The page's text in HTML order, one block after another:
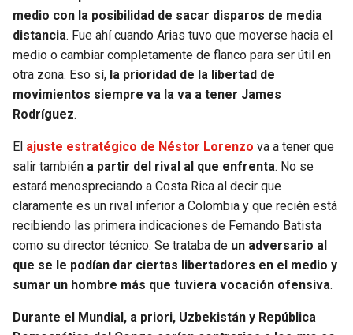
medio con la posibilidad de sacar disparos de media
distancia. Fue ahí cuando Arias tuvo que moverse hacia el
medio o cambiar completamente de flanco para ser útil en
otra zona. Eso sí, la prioridad de la libertad de
movimientos siempre va la va a tener James
Rodríguez.
El ajuste estratégico de Néstor Lorenzo va a tener que
salir también a partir del rival al que enfrenta. No se
estará menospreciando a Costa Rica al decir que
claramente es un rival inferior a Colombia y que recién está
recibiendo las primera indicaciones de Fernando Batista
como su director técnico. Se trataba de un adversario al
que se le podían dar ciertas libertadores en el medio y
sumar un hombre más que tuviera vocación ofensiva.
Durante el Mundial, a priori, Uzbekistán y República